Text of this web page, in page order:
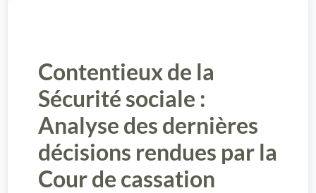
Contentieux de la
Sécurité sociale :
Analyse des dernières
décisions rendues par la
Cour de cassation